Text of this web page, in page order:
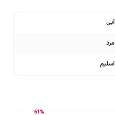
آبی
مرد
اسلیم
61%